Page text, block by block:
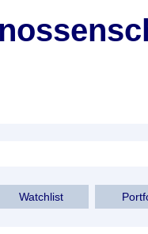
Watchlist